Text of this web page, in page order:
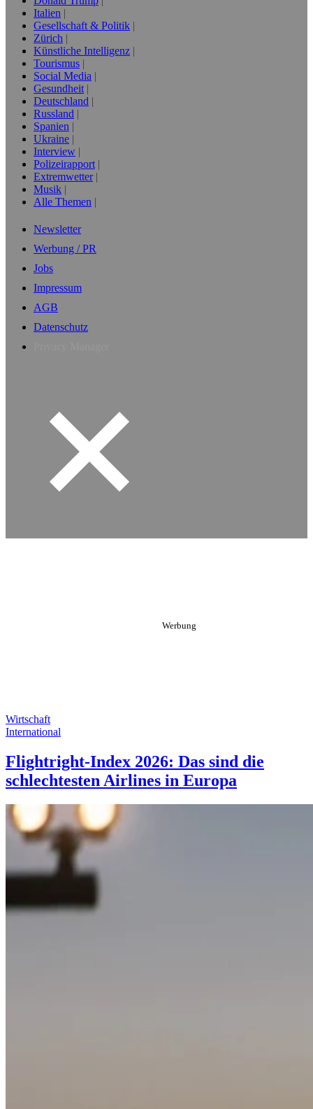
Italien
Gesellschaft & Politik
Zürich
Künstliche Intelligenz
Tourismus
Social Media
Gesundheit
Deutschland
Russland
Spanien
Ukraine
Interview
Polizeirapport
Extremwetter
Musik
Alle Themen
Newsletter
Werbung / PR
Jobs
Impressum
AGB
Datenschutz
Wirtschaft
International
Flightright-Index 2026: Das sind die
schlechtesten Airlines in Europa